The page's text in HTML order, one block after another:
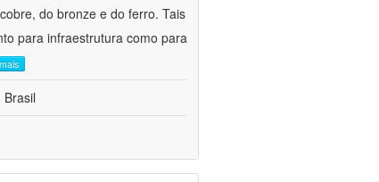
do bronze e do ferro. Tais
para infraestrutura como para